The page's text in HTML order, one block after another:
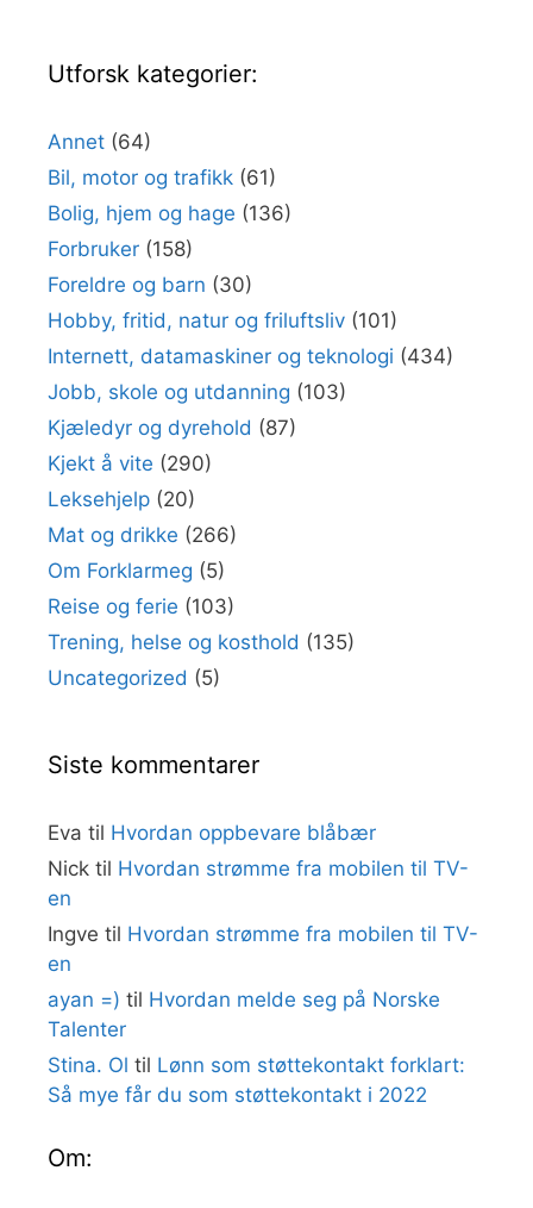
Utforsk kategorier:
Annet (64)
Bil, motor og trafikk (61)
Bolig, hjem og hage (136)
Forbruker (158)
Foreldre og barn (30)
Hobby, fritid, natur og friluftsliv (101)
Internett, datamaskiner og teknologi (434)
Jobb, skole og utdanning (103)
Kjæledyr og dyrehold (87)
Kjekt å vite (290)
Leksehjelp (20)
Mat og drikke (266)
Om Forklarmeg (5)
Reise og ferie (103)
Trening, helse og kosthold (135)
Uncategorized (5)
Siste kommentarer
Eva til Hvordan oppbevare blåbær
Nick til Hvordan strømme fra mobilen til TV-
en
Ingve til Hvordan strømme fra mobilen til TV-
en
ayan =) til Hvordan melde seg på Norske
Talenter
Stina. Ol til Lønn som støttekontakt forklart:
Så mye får du som støttekontakt i 2022
Om: